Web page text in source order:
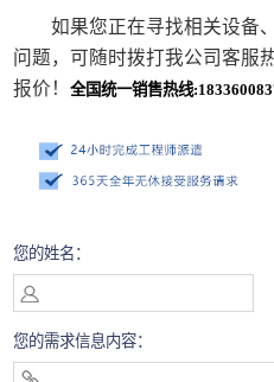
如果您正在寻找相关设备
问题，可随时拨打我公司客服
报价！全国统一销售热线
您的姓名：
您的需求信息内容：